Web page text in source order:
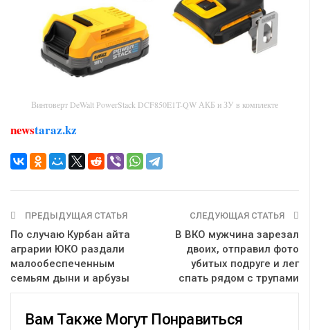
Винтоверт DeWalt PowerStack DCF850E1T-QW АКБ и ЗУ в комплекте
newstaraz.kz
ПРЕДЫДУЩАЯ СТАТЬЯ
По случаю Курбан айта
аграрии ЮКО раздали
малообеспеченным
семьям дыни и арбузы
СЛЕДУЮЩАЯ СТАТЬЯ
В ВКО мужчина зарезал
двоих, отправил фото
убитых подруге и лег
спать рядом с трупами
Вам Также Могут Понравиться